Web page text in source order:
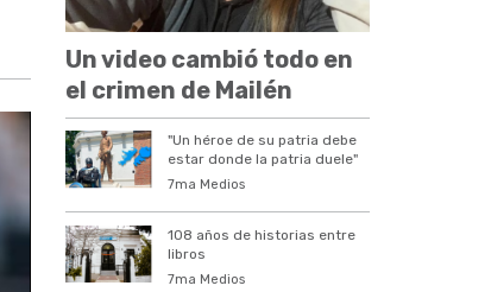
Un video cambió todo en
el crimen de Mailén
"Un héroe de su patria debe
estar donde la patria duele"
7ma Medios
108 años de historias entre
libros
7ma Medios